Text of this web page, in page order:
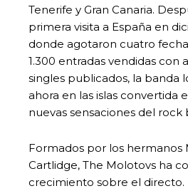
Tenerife y Gran Canaria.
primera visita a España en
donde agotaron cuatro
1.300 entradas vendidas con
singles publicados, la banda
ahora en las islas convertida
nuevas sensaciones del rock
Formados por los hermanos
Cartlidge, The Molotovs ha
crecimiento sobre el directo.